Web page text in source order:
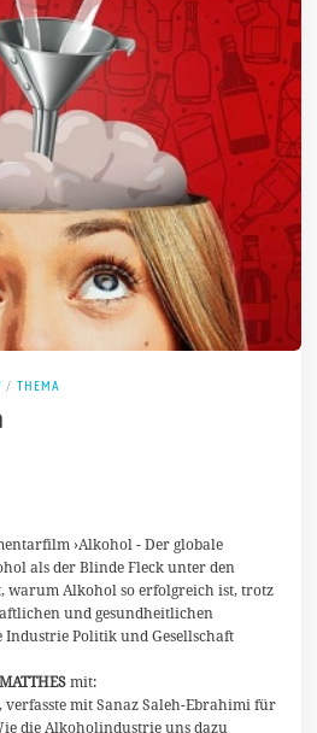
/ THEMA
›Alkohol - Der globale
als der Blinde Fleck unter den
warum Alkohol so erfolgreich ist, trotz
und gesundheitlichen
Industrie Politik und Gesellschaft
mit:
verfasste mit Sanaz Saleh-Ebrahimi für
die Alkoholindustrie uns dazu